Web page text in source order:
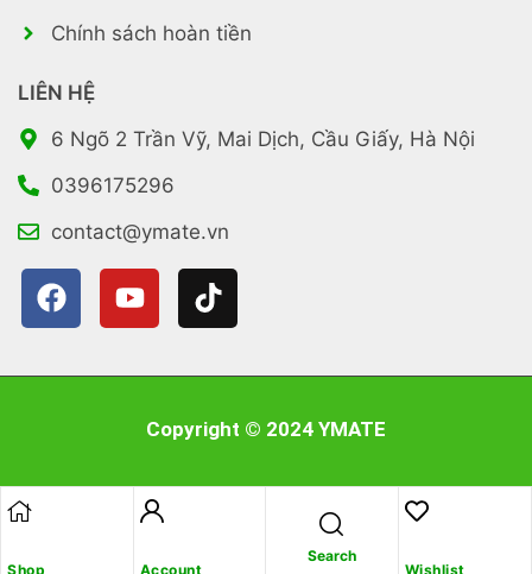
Shop Account
Search
Wishlist
Chính sách hoàn tiền
LIÊN HỆ
6 Ngõ 2 Trần Vỹ, Mai Dịch, Cầu Giấy, Hà Nội
0396175296
contact@ymate.vn
Copyright © 2024 YMATE